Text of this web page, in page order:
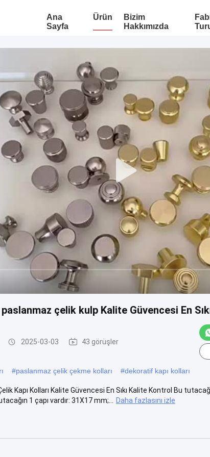
Ana
Sayfa
Ürün
Bizim
Hakkımızda
çelik kulp Kalite Güvencesi En
2025-03-03 43 görüşler
#paslanmaz çelik çekme kolları #dekoratif kapı kolları
Kapı Kolları Kalite Güvencesi En Sıkı Kalite Kontrol Bu
1 çapı vardır: 31X17 mm;...
Daha fazlasını izle